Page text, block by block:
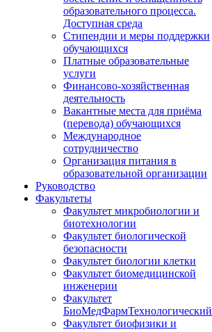
образовательного процесса.
Доступная среда
Стипендии и меры поддержки
обучающихся
Платные образовательные
услуги
Финансово-хозяйственная
деятельность
Вакантные места для приёма
(перевода) обучающихся
Международное
сотрудничество
Организация питания в
образовательной организации
Руководство
Факультеты
Факультет микробиологии и
биотехнологии
Факультет биологической
безопасности
Факультет биологии клетки
Факультет биомедицинской
инженерии
Факультет
БиоМедФармТехнологический
Факультет биофизики и